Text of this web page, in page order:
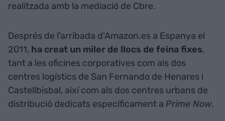
realitzada amb la mediació de Cbre.
Després de l'arribada d'Amazon.es a Espanya el
2011, ha creat un miler de llocs de feina fixes,
tant a les oficines corporatives com als dos
centres logístics de San Fernando de Henares i
Castellbisbal, així com als dos centres urbans de
distribució dedicats específicament a Prime Now.